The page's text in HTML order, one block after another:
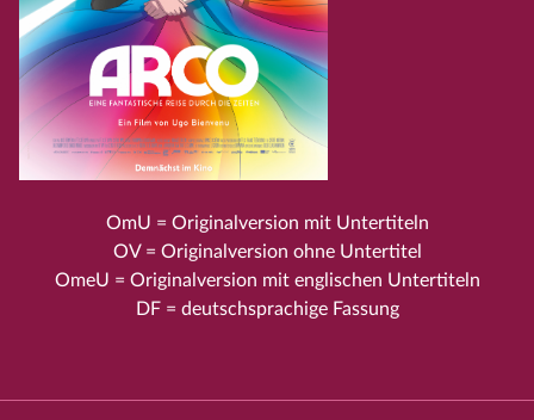
OmU = Originalversion mit Untertiteln
OV = Originalversion ohne Untertitel
OmeU = Originalversion mit englischen Untertiteln
DF = deutschsprachige Fassung